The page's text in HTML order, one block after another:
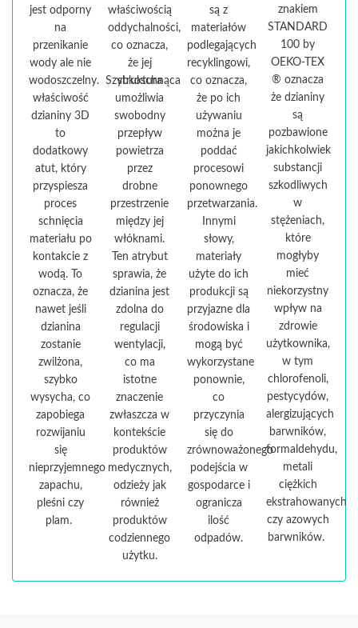
jest odporny
na
przenikanie
wody ale nie
wodoszczelny. Szybkoschnąca
właściwość
dzianiny 3D
to
dodatkowy
atut, który
przyspiesza
proces
schnięcia
materiału po
kontakcie z
wodą. To
oznacza, że
nawet jeśli
dzianina
zostanie
zwilżona,
szybko
wysycha, co
zapobiega
rozwijaniu
się
nieprzyjemnego
zapachu,
pleśni czy
plam.
właściwością
oddychalności,
co oznacza,
że jej
struktura
umożliwia
swobodny
przepływ
powietrza
przez
drobne
przestrzenie
między jej
włóknami.
Ten atrybut
sprawia, że
dzianina jest
zdolna do
regulacji
wentylacji,
co ma
istotne
znaczenie
zwłaszcza w
kontekście
produktów
medycznych,
odzieży jak
również
produktów
codziennego
użytku.
są z
materiałów
podlegających
recyklingowi,
co oznacza,
że po ich
używaniu
można je
poddać
procesowi
ponownego
przetwarzania.
Innymi
słowy,
materiały
użyte do ich
produkcji są
przyjazne dla
środowiska i
mogą być
wykorzystane
ponownie,
co
przyczynia
się do
zrównoważonego
podejścia w
gospodarce i
ogranicza
ilość
odpadów.
znakiem
STANDARD
100 by
OEKO-TEX
® oznacza
że dzianiny
są
pozbawione
jakichkolwiek
substancji
szkodliwych
w
stężeniach,
które
mogłyby
mieć
niekorzystny
wpływ na
zdrowie
użytkownika,
w tym
chlorofenoli,
pestycydów,
alergizujących
barwników,
formaldehydu,
metali
ciężkich
ekstrahowanych
czy azowych
barwników.